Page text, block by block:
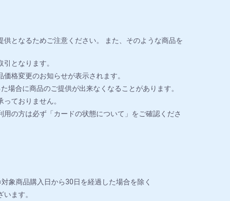
となるためご注意ください。 また、そのような商品を
となります。
格変更のお知らせが表示されます。
合に商品のご提供が出来なくなることがあります。
ておりません。
の方は必ず「カードの状態について」をご確認くださ
象商品購入日から30日を経過した場合を除く
ます。